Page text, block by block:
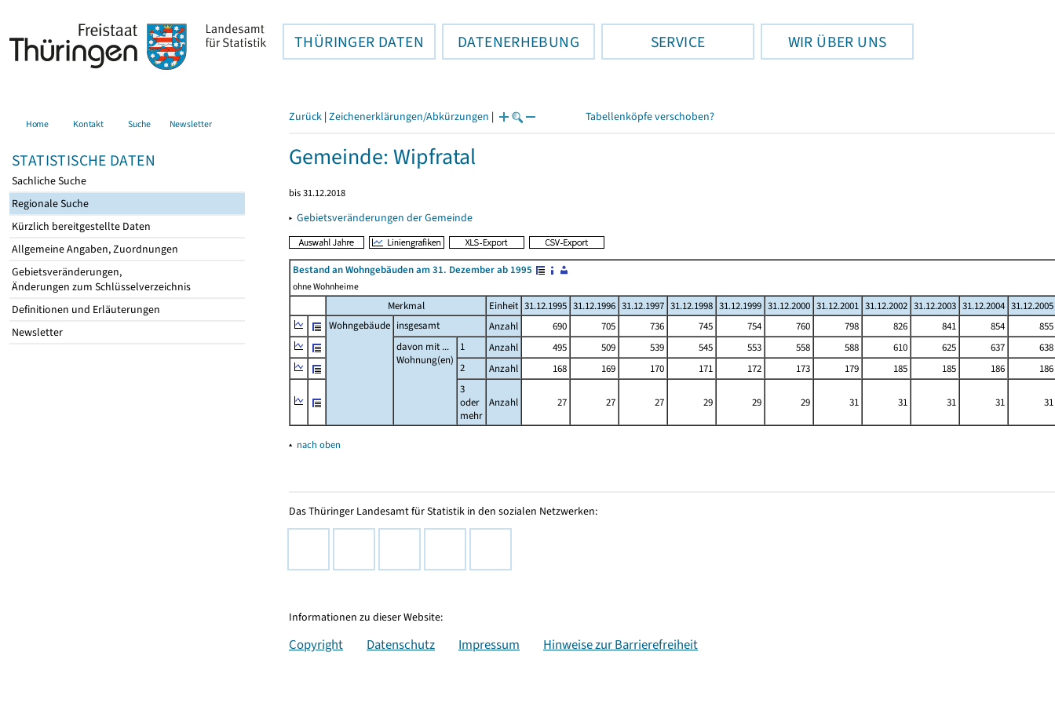
THÜRINGER DATEN DATENERHEBUNG SERVICE WIR ÜBER UNS
Home Kontakt Suche Newsletter
STATISTISCHE DATEN
Sachliche Suche
Regionale Suche
Kürzlich bereitgestellte Daten
Allgemeine Angaben, Zuordnungen
Gebietsveränderungen,
Änderungen zum Schlüsselverzeichnis
Definitionen und Erläuterungen
Newsletter
Zurück | Zeichenerklärungen/Abkürzungen | Tabellenköpfe verschoben?
Gemeinde: Wipfratal
bis 31.12.2018
▸ Gebietsveränderungen der Gemeinde
Bestand an Wohngebäuden am 31. Dezember ab 1995
ohne Wohnheime
Merkmal Einheit 31.12.1995 31.12.1996 31.12.1997 31.12.1998 31.12.1999 31.12.2000 31.12.2001 31.12.2002 31.12.2003 31.12.2004 31.12.2005
Wohngebäude insgesamt Anzahl 690 705 736 745 754 760 798 826 841 854
855
davon mit ...
Wohnung(en)
1 Anzahl 495 509 539 545 553 558 588 610 625 637
638
2
Anzahl 168 169 170 171 172 173 179 185 185 186
186
3
oder
mehr
Anzahl 27 27 27 29 29 29 31 31 31 31 31
▴ nach oben
Das Thüringer Landesamt für Statistik in den sozialen Netzwerken:
Informationen zu dieser Website:
Copyright Datenschutz Impressum Hinweise zur Barrierefreiheit